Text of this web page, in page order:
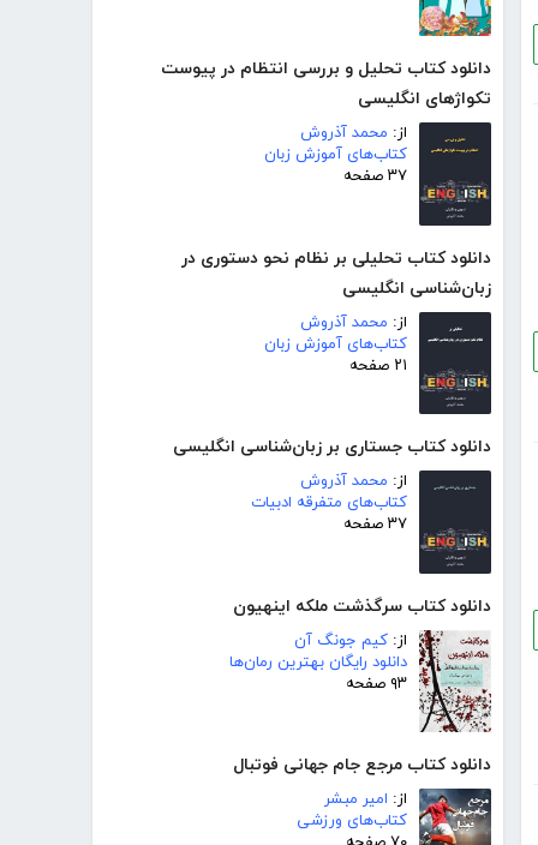
دانلود کتاب تحلیل و بررسی انتظام در پیوست
تکواژهای انگلیسی
از: محمد آذروش
کتاب‌های آموزش زبان
۳۷ صفحه
دانلود کتاب تحلیلی بر نظام نحو دستوری در
زبان‌شناسی انگلیسی
از: محمد آذروش
کتاب‌های آموزش زبان
۲۱ صفحه
دانلود کتاب جستاری بر زبان‌شناسی انگلیسی
از: محمد آذروش
کتاب‌های متفرقه ادبیات
۳۷ صفحه
دانلود کتاب سرگذشت ملکه اینهیون
از: کیم جونگ آن
دانلود رایگان بهترین رمان‌ها
۹۳ صفحه
دانلود کتاب مرجع جام جهانی فوتبال
از: امیر مبشر
کتاب‌های ورزشی